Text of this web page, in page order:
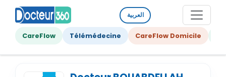
العربية
CareFlow Télémédecine CareFlow Domicile